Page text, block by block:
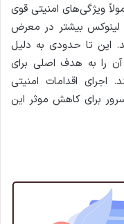
ویژگی‌های امنیتی قوی
لینوکس بیشتر در معرض
این تا حدودی به دلیل
را به هدف اصلی برای
اجرای اقدامات امنیتی
برای کاهش موثر این